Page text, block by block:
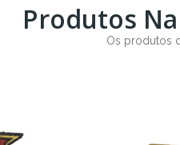
Produtos
Os produtos